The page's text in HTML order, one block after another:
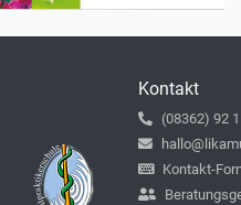
Kontakt
(08362) 92
Kontakt-